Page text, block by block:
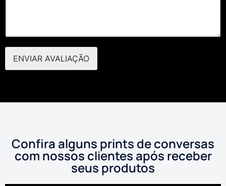
ENVIAR AVALIAÇÃO
Confira alguns prints de conversas
com nossos clientes após receber
seus produtos